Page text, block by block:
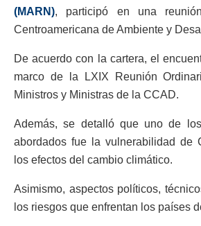
(MARN), participó en una
Centroamericana de Ambiente y
De acuerdo con la cartera, el
marco de la LXIX Reunión
Ministros y Ministras de la CCAD.
Además, se detalló que uno de
abordados fue la vulnerabilidad de
los efectos del cambio climático.
Asimismo, aspectos políticos,
los riesgos que enfrentan los países